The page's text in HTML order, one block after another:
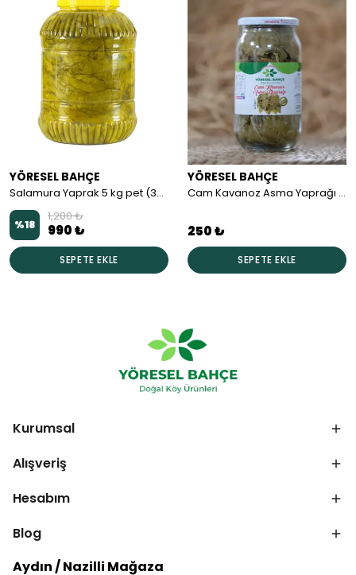
YÖRESEL BAHÇE
Salamura Yaprak 5 kg pet (3-3.5kg)
%18
1,200 ₺
990 ₺
SEPETE EKLE
YÖRESEL BAHÇE
Cam Kavanoz Asma Yaprağı (450-500gr)
250 ₺
SEPETE EKLE
Kurumsal
Alışveriş
Hesabım
Blog
Aydın / Nazilli Mağaza